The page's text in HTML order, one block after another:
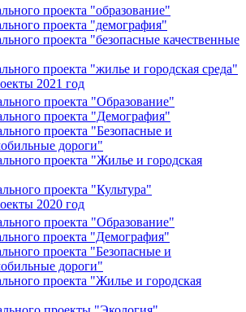
проекта "образование"
проекта "демография"
проекта "безопасные качественные
проекта "жилье и городская среда"
2021 год
проекта "Образование"
проекта "Демография"
проекта "Безопасные и
дороги"
проекта "Жилье и городская
проекта "Культура"
2020 год
проекта "Образование"
проекта "Демография"
проекта "Безопасные и
дороги"
проекта "Жилье и городская